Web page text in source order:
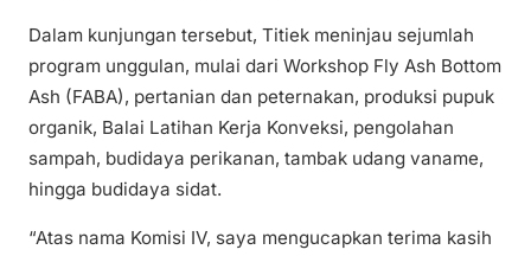
Dalam kunjungan tersebut, Titiek meninjau sejumlah
program unggulan, mulai dari Workshop Fly Ash Bottom
Ash (FABA), pertanian dan peternakan, produksi pupuk
organik, Balai Latihan Kerja Konveksi, pengolahan
sampah, budidaya perikanan, tambak udang vaname,
hingga budidaya sidat.
“Atas nama Komisi IV, saya mengucapkan terima kasih